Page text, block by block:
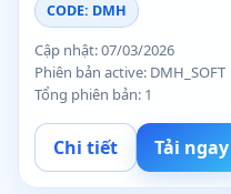
CODE: DMH
Cập nhật: 07/03/2026
Phiên bản active: DMH_SOFT
Tổng phiên bản: 1
Chi tiết Tải ngay